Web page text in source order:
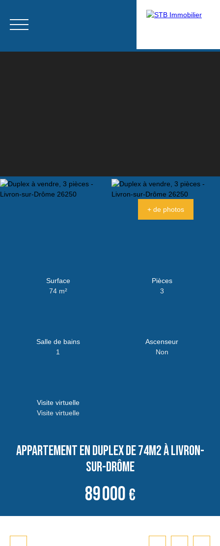
+ de photos
Surface
74 m²
Pièces
3
Salle de bains
1
Ascenseur
Non
Visite virtuelle
Visite virtuelle
Appartement en duplex de 74m2 à Livron-
sur-Drôme
89 000 €